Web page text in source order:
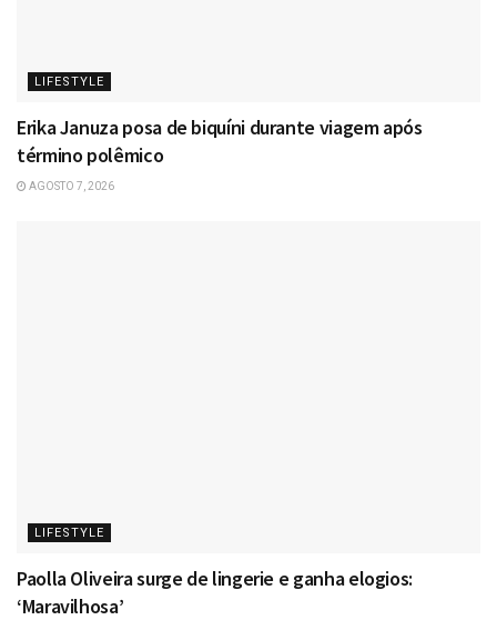
LIFESTYLE
Erika Januza posa de biquíni durante viagem após
término polêmico
AGOSTO 7, 2026
LIFESTYLE
Paolla Oliveira surge de lingerie e ganha elogios:
‘Maravilhosa’